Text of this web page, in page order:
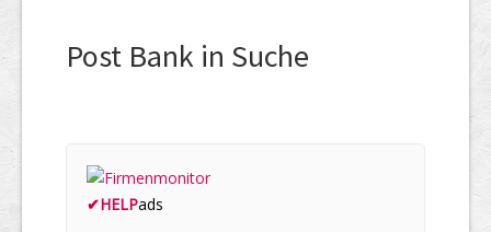
Post Bank in Suche
✔HELPads